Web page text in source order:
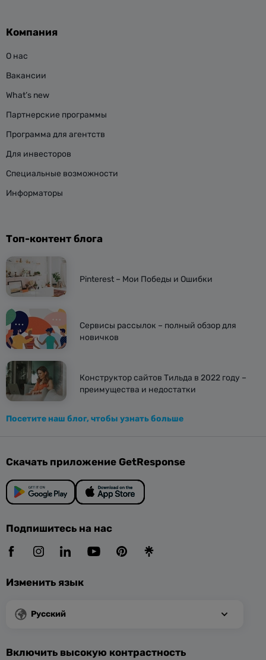
Компания
О нас
Вакансии
What’s new
Партнерские программы
Программа для агентств
Для инвесторов
Специальные возможности
Информаторы
Топ-контент блога
Pinterest – Мои Победы и Ошибки
Сервисы рассылок – полный обзор для
новичков
Конструктор сайтов Тильда в 2022 году –
преимущества и недостатки
Посетите наш блог, чтобы узнать больше
Скачать приложение GetResponse
Подпишитесь на нас
Изменить язык
Русский
Включить высокую контрастность